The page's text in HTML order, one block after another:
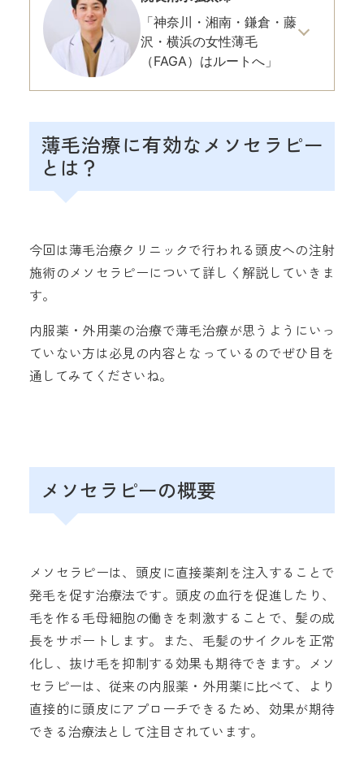
「神奈川・湘南・鎌倉・藤
沢・横浜の女性薄毛
（FAGA）はルートへ」
薄毛治療に有効なメソセラピー
とは？
今回は薄毛治療クリニックで行われる頭皮への注射
施術のメソセラピーについて詳しく解説していきま
す。
内服薬・外用薬の治療で薄毛治療が思うようにいっ
ていない方は必見の内容となっているのでぜひ目を
通してみてくださいね。
メソセラピーの概要
メソセラピーは、頭皮に直接薬剤を注入することで
発毛を促す治療法です。頭皮の血行を促進したり、
毛を作る毛母細胞の働きを刺激することで、髪の成
長をサポートします。また、毛髪のサイクルを正常
化し、抜け毛を抑制する効果も期待できます。メソ
セラピーは、従来の内服薬・外用薬に比べて、より
直接的に頭皮にアプローチできるため、効果が期待
できる治療法として注目されています。